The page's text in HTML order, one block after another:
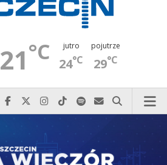
21°C jutro
24°C
pojutrze
29°C
Najlepiej po prostu do nas zadzwoń
Odwiedź nas na Facebook-u
Odwiedź nas na X
Odwiedź nas na Instagram-ie
Odwiedź nas na TikTok-u
Szukaj nas na Spotify
Wyślij do nas
Szukaj